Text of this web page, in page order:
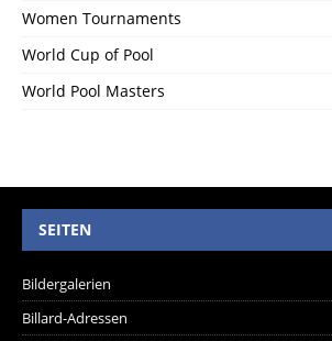
Women Tournaments
World Cup of Pool
World Pool Masters
SEITEN
Bildergalerien
Billard-Adressen